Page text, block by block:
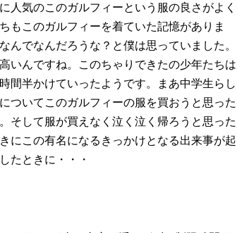
人気のこのガルフィーという服の良さがよく
もこのガルフィーを着ていた記憶がありま
んでなんだろうな？と僕は思っていました。
いんですね。このちゃりできたの少年たちは
間半かけていったようです。まあ中学生らし
ついてこのガルフィーの服を買おうと思った
そして服が買えなく泣く泣く帰ろうと思った
にこの有名になるきっかけとなる出来事が起
たときに・・・